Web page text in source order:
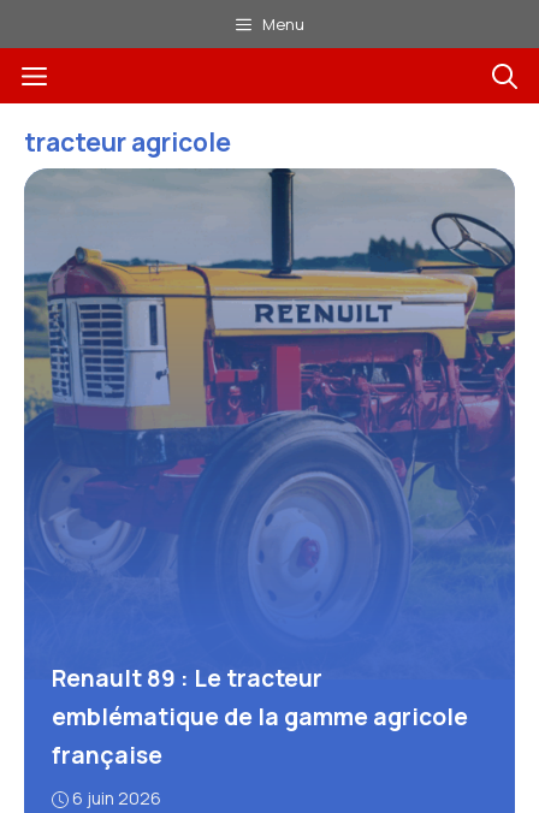
au
contenu
Menu
Menu
tracteur agricole
Renault 89 : Le tracteur
emblématique de la gamme agricole
française
6 juin 2026